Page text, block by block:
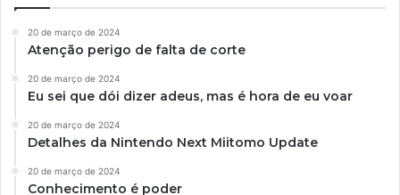
20 de março de 2024
Atenção perigo de falta de corte
20 de março de 2024
Eu sei que dói dizer adeus, mas é hora de eu voar
20 de março de 2024
Detalhes da Nintendo Next Miitomo Update
20 de março de 2024
Conhecimento é poder